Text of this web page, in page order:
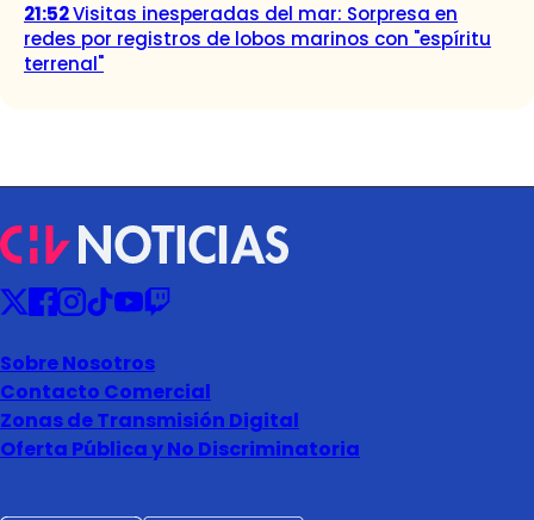
21:52Visitas inesperadas del mar: Sorpresa en
redes por registros de lobos marinos con "espíritu
terrenal"
Sobre Nosotros
Contacto Comercial
Zonas de Transmisión Digital
Oferta Pública y No Discriminatoria